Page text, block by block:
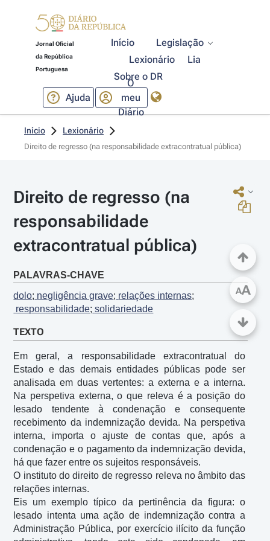
Jornal Oficial
da República
Portuguesa
Início
Legislação
Lexionário
Lia
Sobre o DR
Ajuda
O
meu
Diário
Início Lexionário
Direito de regresso (na responsabilidade extracontratual pública)
Direito de regresso (na
responsabilidade
extracontratual pública)
PALAVRAS-CHAVE
dolo; negligência grave; relações internas;
responsabilidade; solidariedade
TEXTO
Em geral, a responsabilidade extracontratual do
Estado e das demais entidades públicas pode ser
analisada em duas vertentes: a externa e a interna.
Na perspetiva externa, o que releva é a posição do
lesado tendente à condenação e consequente
recebimento da indemnização devida. Na perspetiva
interna, importa o ajuste de contas que, após a
condenação e o pagamento da indemnização devida,
há que fazer entre os sujeitos responsáveis.
O instituto do direito de regresso releva no âmbito das
relações internas.
Eis um exemplo típico da pertinência da figura: o
lesado intenta uma ação de indemnização contra a
Administração Pública, por exercício ilícito da função
AA